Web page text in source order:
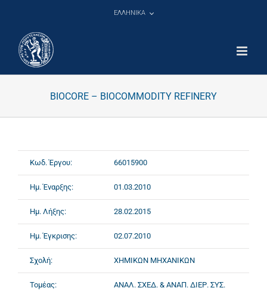
ΕΛΛΗΝΙΚΑ
BIOCORE – BIOCOMMODITY REFINERY
Κωδ. Έργου: 66015900
Ημ. Έναρξης: 01.03.2010
Ημ. Λήξης: 28.02.2015
Ημ. Έγκρισης: 02.07.2010
Σχολή: ΧΗΜΙΚΩΝ ΜΗΧΑΝΙΚΩΝ
Τομέας: ΑΝΑΛ. ΣΧΕΔ. & ΑΝΑΠ. ΔΙΕΡ. ΣΥΣ.